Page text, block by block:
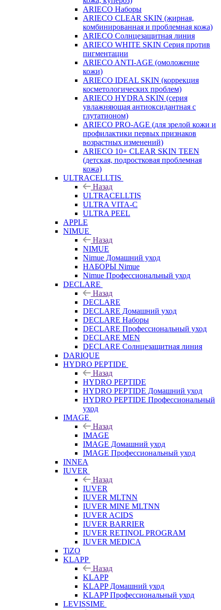
ARIECO Наборы
ARIECO CLEAR SKIN (жирная,
комбинированная и проблемная кожа)
ARIECO Солнцезащитная линия
ARIECO WHITE SKIN Серия против
пигментации
ARIECO ANTI-AGE (омоложение
кожи)
ARIECO IDEAL SKIN (коррекция
косметологических проблем)
ARIECO HYDRA SKIN (серия
увлажняющая антиоксидантная с
глутатионом)
ARIECO PRO-AGE (для зрелой кожи и
профилактики первых признаков
возрастных изменений)
ARIECO 10+ CLEAR SKIN TEEN
(детская, подростковая проблемная
кожа)
ULTRACELLTIS
Назад
ULTRACELLTIS
ULTRA VITA-C
ULTRA PEEL
APPLE
NIMUE
Назад
NIMUE
Nimue Домашний уход
НАБОРЫ Nimue
Nimue Профессиональный уход
DECLARE
Назад
DECLARE
DECLARE Домашний уход
DECLARE Наборы
DECLARE Профессиональный уход
DECLARE MEN
DECLARE Солнцезащитная линия
DARIQUE
HYDRO PEPTIDE
Назад
HYDRO PEPTIDE
HYDRO PEPTIDE Домашний уход
HYDRO PEPTIDE Профессиональный
уход
IMAGE
Назад
IMAGE
IMAGE Домашний уход
IMAGE Профессиональный уход
INNEA
IUVER
Назад
IUVER
IUVER MLTNN
IUVER MINE MLTNN
IUVER ACIDS
IUVER BARRIER
IUVER RETINOL PROGRAM
IUVER MEDICA
TiZO
KLAPP
Назад
KLAPP
KLAPP Домашний уход
KLAPP Профессиональный уход
LEVISSIME